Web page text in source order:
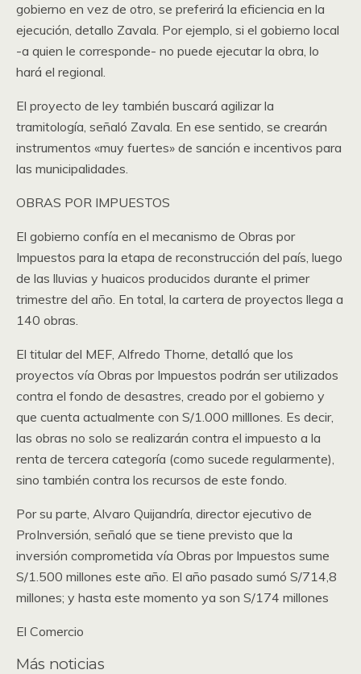
gobierno en vez de otro, se preferirá la eficiencia en la
ejecución, detallo Zavala. Por ejemplo, si el gobierno local
-a quien le corresponde- no puede ejecutar la obra, lo
hará el regional.
El proyecto de ley también buscará agilizar la
tramitología, señaló Zavala. En ese sentido, se crearán
instrumentos «muy fuertes» de sanción e incentivos para
las municipalidades.
OBRAS POR IMPUESTOS
El gobierno confía en el mecanismo de Obras por
Impuestos para la etapa de reconstrucción del país, luego
de las lluvias y huaicos producidos durante el primer
trimestre del año. En total, la cartera de proyectos llega a
140 obras.
El titular del MEF, Alfredo Thorne, detalló que los
proyectos vía Obras por Impuestos podrán ser utilizados
contra el fondo de desastres, creado por el gobierno y
que cuenta actualmente con S/1.000 milllones. Es decir,
las obras no solo se realizarán contra el impuesto a la
renta de tercera categoría (como sucede regularmente),
sino también contra los recursos de este fondo.
Por su parte, Alvaro Quijandría, director ejecutivo de
ProInversión, señaló que se tiene previsto que la
inversión comprometida vía Obras por Impuestos sume
S/1.500 millones este año. El año pasado sumó S/714,8
millones; y hasta este momento ya son S/174 millones
El Comercio
Más noticias